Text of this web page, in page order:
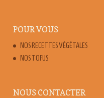
POUR VOUS
NOS RECETTES VÉGÉTALES
NOS TOFUS
NOUS CONTACTER